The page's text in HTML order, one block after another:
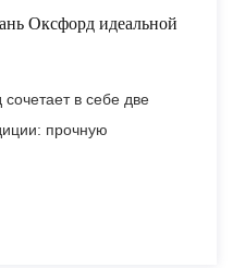
Оксфорд идеальной
в себе две
прочную